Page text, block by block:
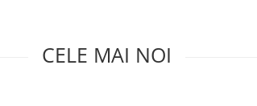
CELE MAI NOI